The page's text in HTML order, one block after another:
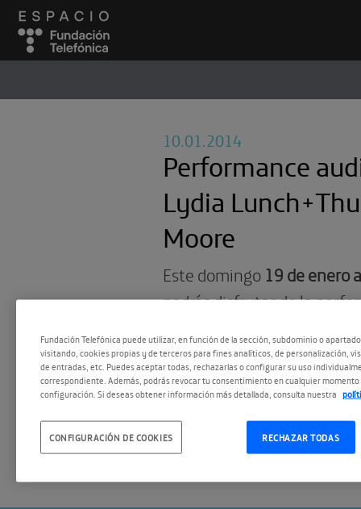
10.01.2014
Performance
Lydia
Moore
Este domingo 19 de enero
podrás disfrutar de la
improvisación que
proyecciones y elementos
Fundación Telefónica puede utilizar, en función de la sección, subdominio o
visitando, cookies propias y de terceros para fines analíticos, de personalización,
de entradas, etc. Puedes aceptar todas, rechazarlas o configurar su uso
correspondiente. Además, podrás revocar tu consentimiento en cualquier momento
configuración. Si deseas obtener información más detallada, consulta nuestra
RECHAZAR TODAS
CONFIGURACIÓN DE COOKIES